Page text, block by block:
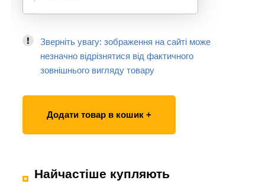
Зверніть увагу: зображення на сайті може
незначно відрізнятися від фактичного
зовнішнього вигляду товару
Додати товар в кошик +
Найчастіше купляють